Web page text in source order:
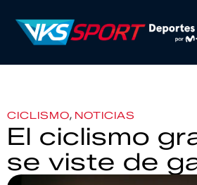
CICLISMO, NOTICIAS
El ciclismo
se viste de